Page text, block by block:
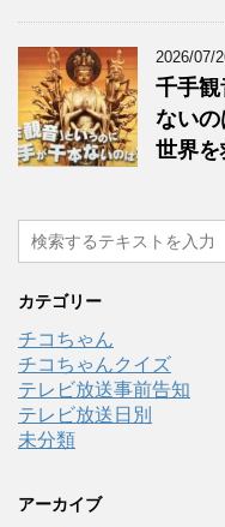
2026/07/
千手
ない
世界を
カテゴリー
チコちゃん
チコちゃんクイズ
テレビ放送事前告知
テレビ放送日別
未分類
アーカイブ